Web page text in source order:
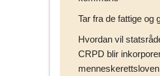
Tar fra de fattige og
Hvordan vil
CRPD blir